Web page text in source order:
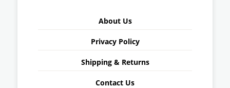
About Us
Privacy Policy
Shipping & Returns
Contact Us